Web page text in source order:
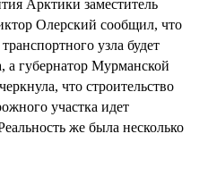
Арктики заместитель
Олерский сообщил, что
узла будет
а губернатор Мурманской
что строительство
участка идет
же была несколько